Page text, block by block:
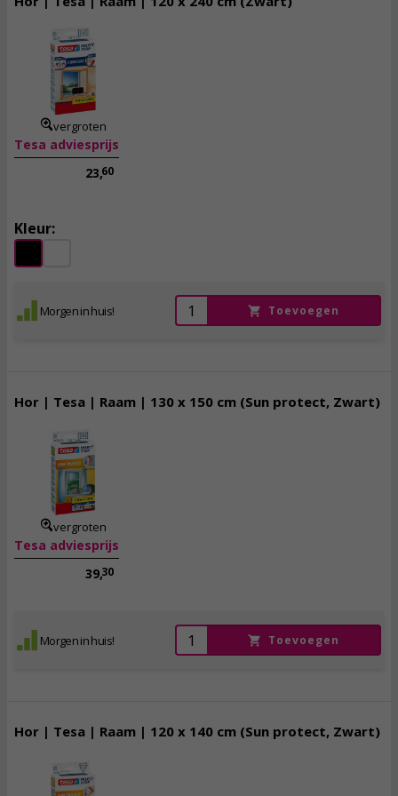
vergroten
Tesa adviesprijs
23,60
Kleur:
Morgen in huis! Toevoegen
Hor | Tesa | Raam | 130 x 150 cm (Sun protect, Zwart)
vergroten
Tesa adviesprijs
39,30
Morgen in huis! Toevoegen
Hor | Tesa | Raam | 120 x 140 cm (Sun protect, Zwart)